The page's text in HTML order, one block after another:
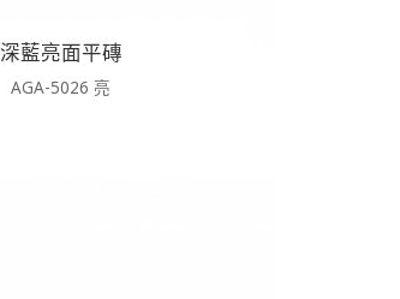
深藍亮面平磚
AGA-5026 亮